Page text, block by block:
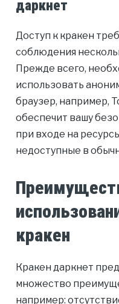
даркнет
Доступ к кракен
соблюдения
Прежде всего,
использовать
браузер, например,
обеспечит вашу
при входе на
недоступные в
кракен
Кракен даркнет
множество
например: